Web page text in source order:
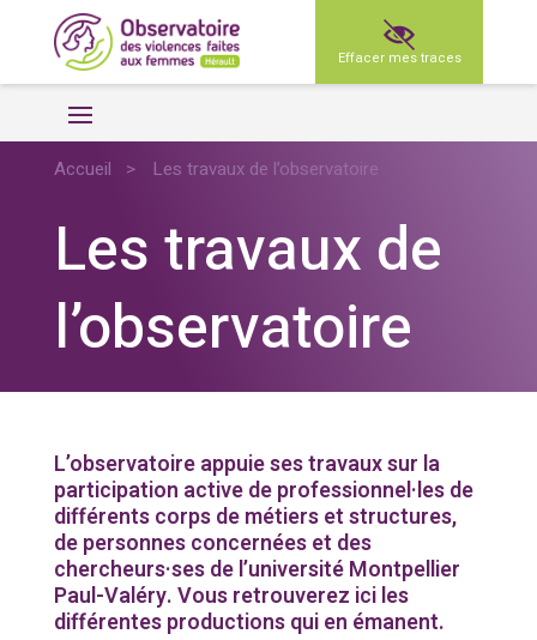
Effacer mes traces
Accueil > Les travaux de l’observatoire
Les travaux de
l’observatoire
L’observatoire appuie ses travaux sur la
participation active de professionnel·les de
différents corps de métiers et structures,
de personnes concernées et des
chercheurs·ses de l’université Montpellier
Paul-Valéry. Vous retrouverez ici les
différentes productions qui en émanent.